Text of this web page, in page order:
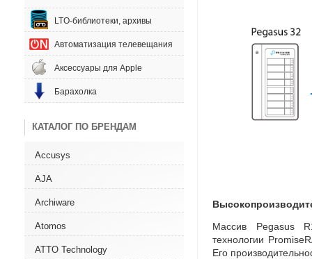
LTO-библиотеки, архивы
Автоматизация телевещания
Аксессуары для Apple
Барахолка
КАТАЛОГ ПО БРЕНДАМ
Accusys
AJA
Archiware
Atomos
ATTO Technology
Массив Pegasus
технологии
Его